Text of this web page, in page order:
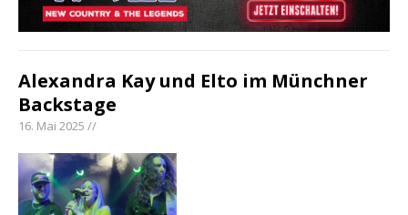
Alexandra Kay und Elto im Münchner
Backstage
16. Mai 2025 //